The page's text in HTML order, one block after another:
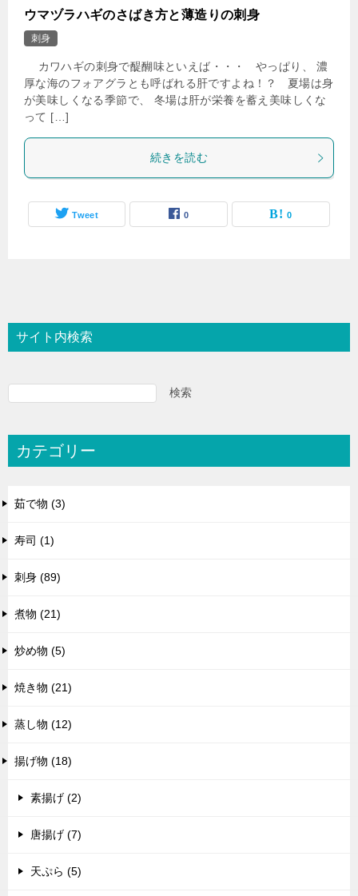
ウマヅラハギのさばき方と薄造りの刺身
刺身
カワハギの刺身で醍醐味といえば・・・ やっぱり、 濃
厚な海のフォアグラとも呼ばれる肝ですよね！？ 夏場は身
が美味しくなる季節で、 冬場は肝が栄養を蓄え美味しくな
って […]
続きを読む
Tweet 0 0
サイト内検索
検索
カテゴリー
茹で物 (3)
寿司 (1)
刺身 (89)
煮物 (21)
炒め物 (5)
焼き物 (21)
蒸し物 (12)
揚げ物 (18)
素揚げ (2)
唐揚げ (7)
天ぷら (5)